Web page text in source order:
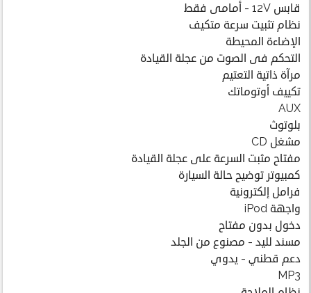
قابس 12V - أمامى فقط
نظام تثبيت سرعة متكيف
الإضاءة المحيطة
التحكم فى الصوت من عجلة القيادة
مرآة ذاتية التعتيم
تكييف أوتوماتك
AUX
بلوتوث
مشغل CD
مفتاح مثبت السرعة على عجلة القيادة
كمبيوتر توضيح حالة السيارة
فرامل إلكترونية
واجهة iPod
دخول بدون مفتاح
مسند لليد - مصنوع من الجلد
دعم قطني - يدوي
MP3